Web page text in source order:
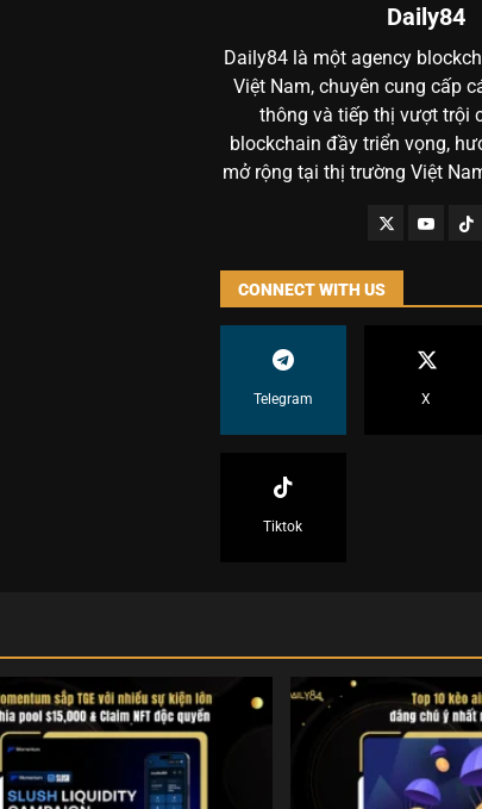
Daily84
Daily84 là một agency
Việt Nam, chuyên cung cấp
thông và tiếp thị vượt trội
blockchain đầy triển vọng,
mở rộng tại thị trường Việt
CONNECT WITH US
Telegram X
Tiktok